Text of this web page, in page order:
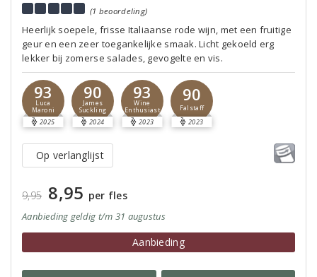
(1 beoordeling)
Heerlijk soepele, frisse Italiaanse rode wijn, met een fruitige
geur en een zeer toegankelijke smaak. Licht gekoeld erg
lekker bij zomerse salades, gevogelte en vis.
93
Luca
Maroni
2025
90
James
Suckling
2024
93
Wine
Enthusiast
2023
90
Falstaff
2023
Op verlanglijst
9,95 8,95 per fles
Aanbieding geldig t/m 31 augustus
Aanbieding